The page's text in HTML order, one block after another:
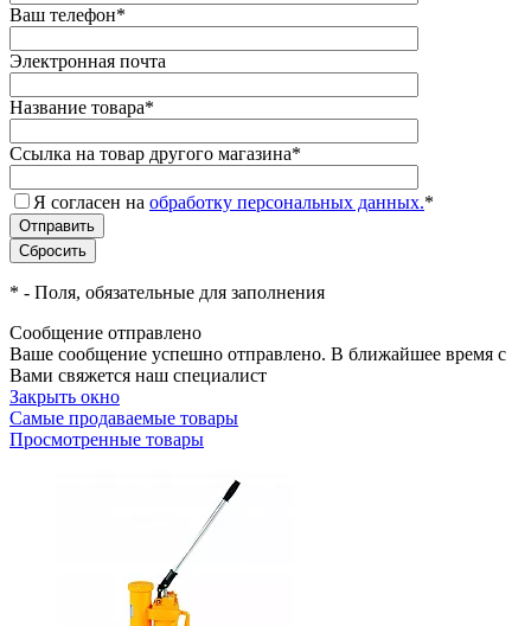
Ваш телефон*
Электронная почта
Название товара*
Ссылка на товар другого магазина*
Я согласен на обработку персональных данных.*
* - Поля, обязательные для заполнения
Сообщение отправлено
Ваше сообщение успешно отправлено. В ближайшее время с
Вами свяжется наш специалист
Закрыть окно
Самые продаваемые товары
Просмотренные товары